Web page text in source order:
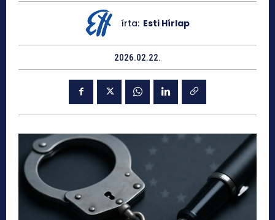
írta: Esti Hírlap
2026.02.22.